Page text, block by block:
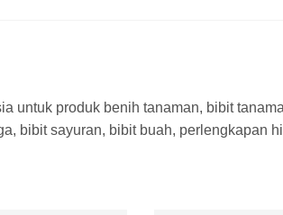
untuk produk benih tanaman, bibit
bibit sayuran, bibit buah, perlengkapan